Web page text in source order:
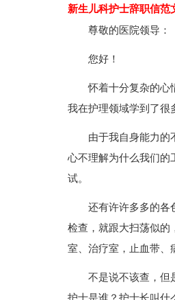
新生儿科护士辞职信范
尊敬的医院领导：
您好！
怀着十分复杂的心
我在护理领域学到了很
由于我自身能力的
心不理解为什么我们的
试。
还有许许多多的各
检查，就跟大扫荡似的
室、治疗室，止血带
不是说不该查，但